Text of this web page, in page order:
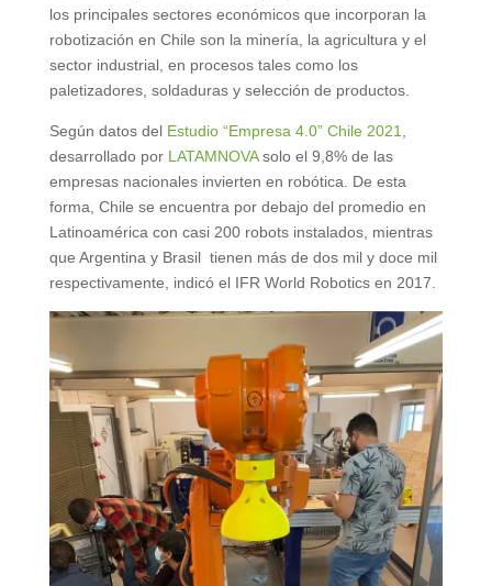
los principales sectores económicos que incorporan la
robotización en Chile son la minería, la agricultura y el
sector industrial, en procesos tales como los
paletizadores, soldaduras y selección de productos.
Según datos del Estudio “Empresa 4.0” Chile 2021
desarrollado por LATAMNOVAsolo el 9,8% de las
empresas nacionales invierten en robótica. De esta
forma, Chile se encuentra por debajo del promedio en
Latinoamérica con casi 200 robots instalados, mientras
que Argentina y Brasil tienen más de dos mil y doce mil
respectivamente, indicó el IFR World Robotics en 2017.